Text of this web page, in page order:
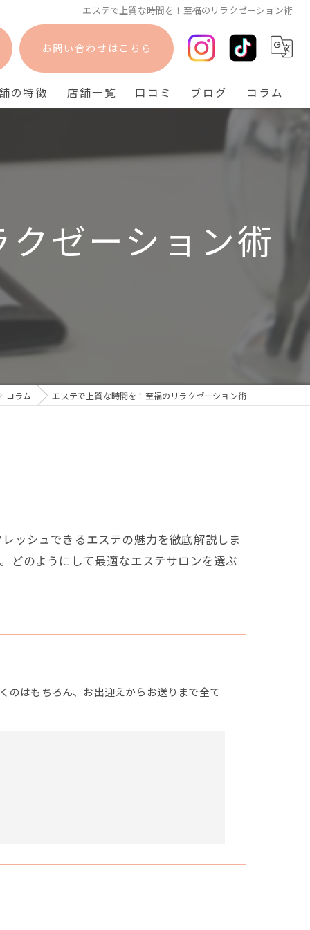
エステで上質な時間を！至福のリラクゼーション術
お問い合わせはこちら
の特徴
ビ
ニキビ
店舗一覧 口コミ ブログ コラム
ゼーション術
コラム エステで上質な時間を！至福のリラクゼーション術
ッシュできるエステの魅力を徹底解説しま
どのようにして最適なエステサロンを選ぶ
のはもちろん、お出迎えからお送りまで全て